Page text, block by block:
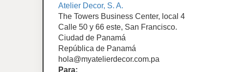
Atelier Decor, S. A.
The Towers Business Center, local 4
Calle 50 y 66 este, San Francisco.
Ciudad de Panamá
República de Panamá
hola@myatelierdecor.com.pa
Para: